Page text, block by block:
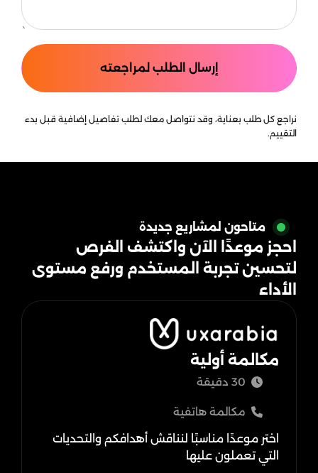
إرسال الطلب لمراجعته
متاحون لمشاريع جديدة
احجز موعدًا الآن واكتشف الفرص
لتحسين تجربة المستخدم ورفع مستوى
الأداء
مكالمة أولية
30 دقيقة
مكالمة هاتفية
اختر موعدًا مناسبًا لنناقش أهدافكم والتحديات
التي تعملون عليها